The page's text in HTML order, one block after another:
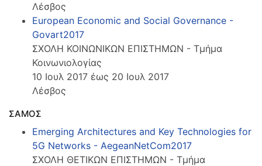
Λέσβος
European Economic and Social Governance -
Govart2017
ΣΧΟΛΗ ΚΟΙΝΩΝΙΚΩΝ ΕΠΙΣΤΗΜΩΝ - Τμήμα
Κοινωνιολογίας
10 Ιουλ 2017 έως 20 Ιουλ 2017
Λέσβος
ΣΑΜΟΣ
Emerging Architectures and Key Technologies for
5G Networks - AegeanNetCom2017
ΣΧΟΛΗ ΘΕΤΙΚΩΝ ΕΠΙΣΤΗΜΩΝ - Τμήμα